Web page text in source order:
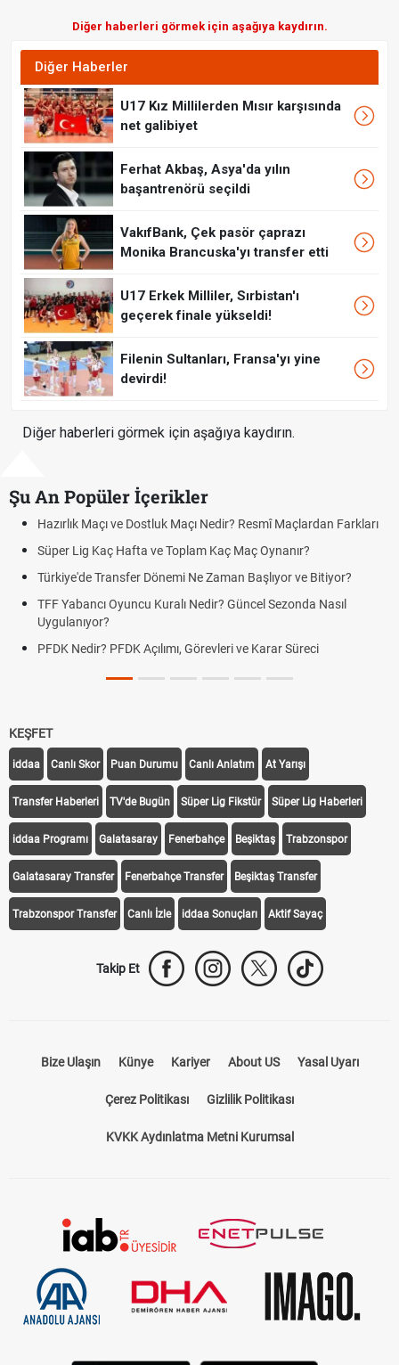
Diğer haberleri görmek için aşağıya kaydırın.
Diğer Haberler
U17 Kız Millilerden Mısır karşısında
net galibiyet
Ferhat Akbaş, Asya'da yılın
başantrenörü seçildi
VakıfBank, Çek pasör çaprazı
Monika Brancuska'yı transfer etti
U17 Erkek Milliler, Sırbistan'ı
geçerek finale yükseldi!
Filenin Sultanları, Fransa'yı yine
devirdi!
Diğer haberleri görmek için aşağıya kaydırın.
Şu An Popüler İçerikler
ve Dostluk Maçı Nedir? Resmî Maçlardan Farkları
Hafta ve Toplam Kaç Maç Oynanır?
Dönemi Ne Zaman Başlıyor ve Bitiyor?
Oyuncu Kuralı Nedir? Güncel Sezonda Nasıl
PFDK Açılımı, Görevleri ve Karar Süreci
Puan
Futbol Nasıl
Deplasman
DGS
KEŞFET
iddaa Canlı Skor Puan Durumu Canlı Anlatım At Yarışı
Transfer Haberleri TV'de Bugün Süper Lig Fikstür Süper Lig Haberleri
iddaa Programı Galatasaray Fenerbahçe Beşiktaş Trabzonspor
Galatasaray Transfer Fenerbahçe Transfer Beşiktaş Transfer
Trabzonspor Transfer Canlı İzle iddaa Sonuçları Aktif Sayaç